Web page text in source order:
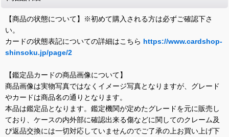
【商品の状態について】※初めて購入される方は必ずご確認下さ
い。
カードの状態表記についての詳細はこちら https://www.cardshop-
shinsoku.jp/page/2
【鑑定品カードの商品画像について】
商品画像は実物写真ではなくイメージ写真となりますが、グレード
やカードは商品名の通りとなります。
本品は鑑定品となります。鑑定機関が定めたグレードを元に販売し
ており、ケースの内外部に確認出来る傷などに関してのクレーム及
び返品交換には一切対応していませんのでご了承の上お買い上げ下